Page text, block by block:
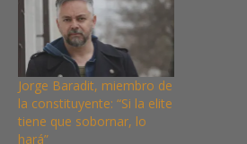
Jorge Baradit, miembro de
la constituyente: “Si la elite
tiene que sobornar, lo
hará”